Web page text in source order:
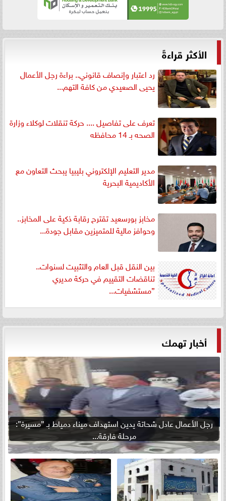
الأكثر قراءةً
رد اعتبار وإنصاف قانوني.. براءة رجل الأعمال
يحيى الصعيدي من كافة التهم...
تعرف على تفاصيل .... حركة تنقلات لوكلاء وزارة
الصحه بـ 14 محافظه
مدير التعليم الإلكتروني بليبيا يبحث التعاون مع
الأكاديمية البحرية
مخابز بورسعيد تقترح رقابة ذكية على المخابز..
وحوافز مالية للمتميزين مقابل جودة...
بين النقل قبل العام والتثبيت لسنوات..
تناقضات التقييم في حركة مديري
”مستشفيات...
أخبار تهمك
رجل الأعمال عادل شحاتة يدين استهداف ميناء دمياط بـ ”مسيرة”:
مرحلة فارقة...